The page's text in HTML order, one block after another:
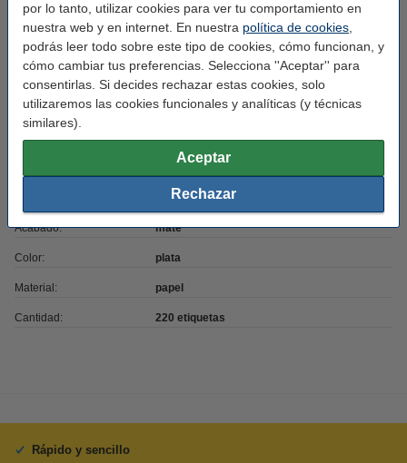
por lo tanto, utilizar cookies para ver tu comportamiento en
nuestra web y en internet. En nuestra política de cookies
podrás leer todo sobre este tipo de cookies, cómo funcionan, y
cómo cambiar tus preferencias. Selecciona ''Aceptar'' para
consentirlas. Si decides rechazar estas cookies, solo
utilizaremos las cookies funcionales y analíticas (y técnicas
similares).
Aceptar
Rechazar
Características
Marca: 123tinta
Uso: etiquetas de envío
159 x 104 mm (AnxL)
Acabado: mate
Color: plata
Material: papel
Cantidad: 220 etiquetas
Rápido y sencillo